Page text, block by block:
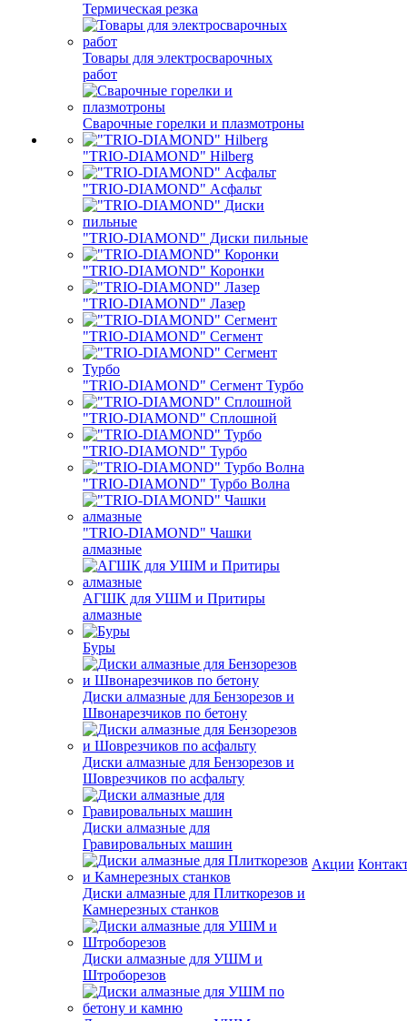
Термическая резка
Товары для электросварочных
работ
Сварочные горелки и плазмотроны
"TRIO-DIAMOND" Hilberg
"TRIO-DIAMOND" Асфальт
"TRIO-DIAMOND" Диски пильные
"TRIO-DIAMOND" Коронки
"TRIO-DIAMOND" Лазер
"TRIO-DIAMOND" Сегмент
"TRIO-DIAMOND" Сегмент Турбо
"TRIO-DIAMOND" Сплошной
"TRIO-DIAMOND" Турбо
"TRIO-DIAMOND" Турбо Волна
"TRIO-DIAMOND" Чашки
алмазные
АГШК для УШМ и Притиры
алмазные
Буры
Диски алмазные для Бензорезов и
Швонарезчиков по бетону
Диски алмазные для Бензорезов и
Шоврезчиков по асфальту
Диски алмазные для
Гравировальных машин
Диски алмазные для Плиткорезов и
Камнерезных станков
Диски алмазные для УШМ и
Штроборезов
Акции